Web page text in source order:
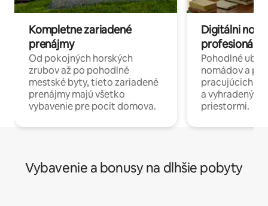
Kompletne zariadené
prenájmy
Od pokojných horských
zrubov až po pohodlné
mestské byty, tieto zariadené
prenájmy majú všetko
vybavenie pre pocit domova.
Digitálni
profesionáli
Pohodlné
nomádov a
pracujúcich
a
priestormi.
Vybavenie a bonusy na dlhšie pobyty